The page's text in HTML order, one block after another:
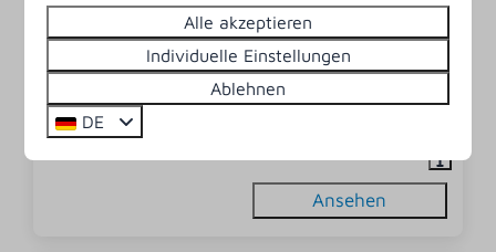
Chalet | 4 Personen
4
2 Nein 1
Freistehend
Ansehen
Alle akzeptieren
Individuelle Einstellungen
Ablehnen
DE